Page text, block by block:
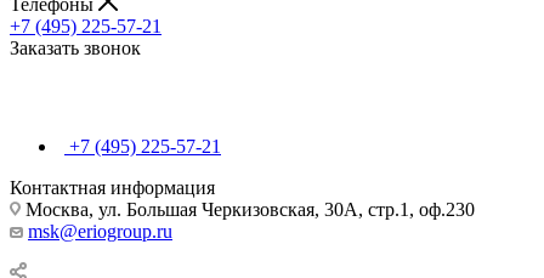
Телефоны
+7 (495) 225-57-21
Заказать звонок
+7 (495) 225-57-21
Контактная информация
Москва, ул. Большая Черкизовская, 30А, стр.1, оф.230
msk@eriogroup.ru